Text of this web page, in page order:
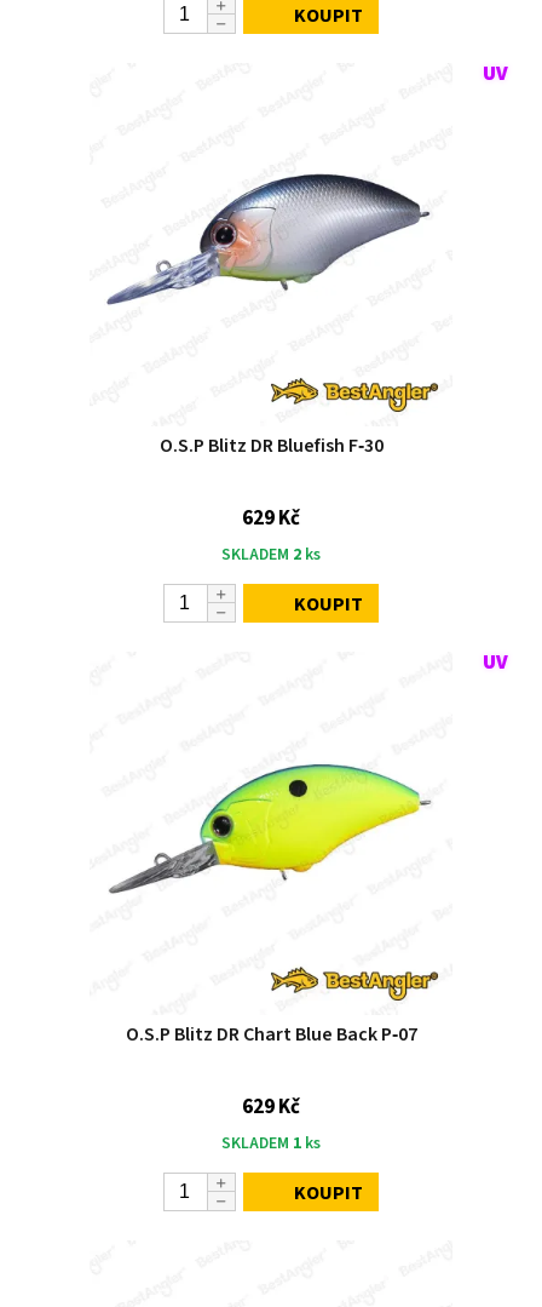
KOUPIT
O.S.P Blitz DR Bluefish F‑30
629 Kč
SKLADEM 2 ks
KOUPIT
O.S.P Blitz DR Chart Blue Back P‑07
629 Kč
SKLADEM 1 ks
KOUPIT